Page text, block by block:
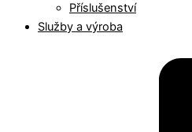
Příslušenství
Služby a výroba